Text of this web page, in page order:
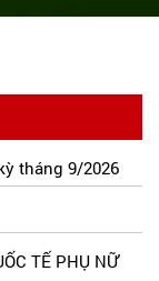
tháng 9/2026
TẾ PHỤ NỮ